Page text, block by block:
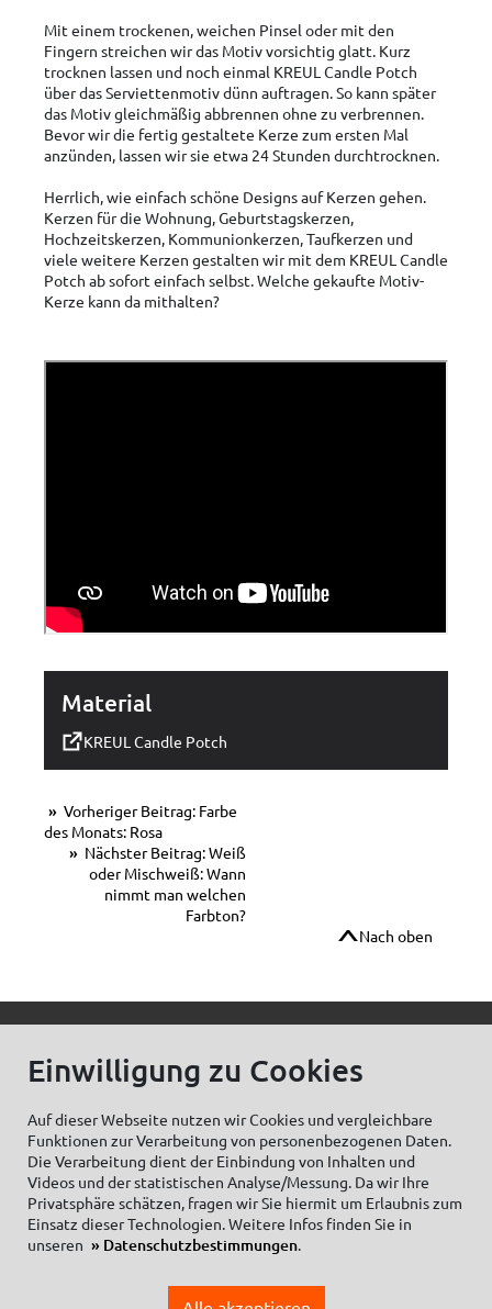
Mit einem trockenen, weichen Pinsel oder mit den
Fingern streichen wir das Motiv vorsichtig glatt. Kurz
trocknen lassen und noch einmal KREUL Candle Potch
über das Serviettenmotiv dünn auftragen. So kann später
das Motiv gleichmäßig abbrennen ohne zu verbrennen.
Bevor wir die fertig gestaltete Kerze zum ersten Mal
anzünden, lassen wir sie etwa 24 Stunden durchtrocknen.
Herrlich, wie einfach schöne Designs auf Kerzen gehen.
Kerzen für die Wohnung, Geburtstagskerzen,
Hochzeitskerzen, Kommunionkerzen, Taufkerzen und
viele weitere Kerzen gestalten wir mit dem KREUL Candle
Potch ab sofort einfach selbst. Welche gekaufte Motiv-
Kerze kann da mithalten?
Material
KREUL Candle Potch
Vorheriger Beitrag: Farbe
des Monats: Rosa
Nächster Beitrag: Weiß
oder Mischweiß: Wann
nimmt man welchen
Farbton?
Nach oben
Zum Newsletter anmelden:
Cookieeinstellungen
Impressum
Datenschutzhinweise Social Media
Einwilligung zu Cookies
Auf dieser Webseite nutzen wir Cookies und vergleichbare
Funktionen zur Verarbeitung von personenbezogenen Daten.
Die Verarbeitung dient der Einbindung von Inhalten und
Videos und der statistischen Analyse/Messung. Da wir Ihre
Privatsphäre schätzen, fragen wir Sie hiermit um Erlaubnis zum
Einsatz dieser Technologien. Weitere Infos finden Sie in
unseren
Datenschutzbestimmungen.